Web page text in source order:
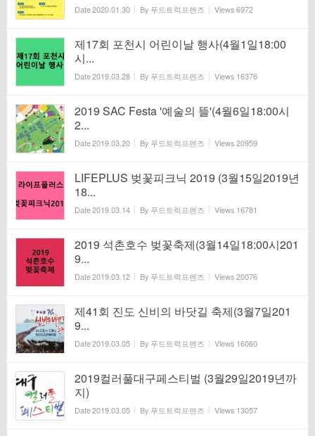
Date2020.01.30 By 푸드트럭프렌즈 Views6972
제17회 포천시 어린이날 행사(4월1일18:00
시...
Date2019.03.28 By 푸드트럭프렌즈 Views 16376
2019 SAC Festa '예술의 뜰'(4월6일18:00시
2...
Date2019.03.20 By 푸드트럭프렌즈 Views20959
LIFEPLUS 벚꽃피크닉 2019 (3월15일2019년
18...
Date2019.03.14 By 푸드트럭프렌즈 Views 16781
2019 석촌호수 벚꽃축제(3월14일18:00시201
9...
Date2019.03.12 By 푸드트럭프렌즈 Views20076
제41회 진도 신비의 바닷길 축제(3월7일201
9...
Date2019.03.05 By 푸드트럭프렌즈 Views 16060
2019컬러풀대구페스티벌 (3월29일2019년까
지)
Date2019.03.05 By 푸드트럭프렌즈 Views 13057